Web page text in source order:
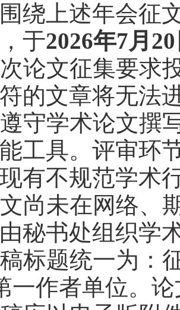
绕上述年会征
于2026年7月 20
论文征集要求
的文章将无法
守学术论文撰
工具。评审环
有不规范学术
尚未在网络、
秘书处组织学
标题统一为：
一作者单位。